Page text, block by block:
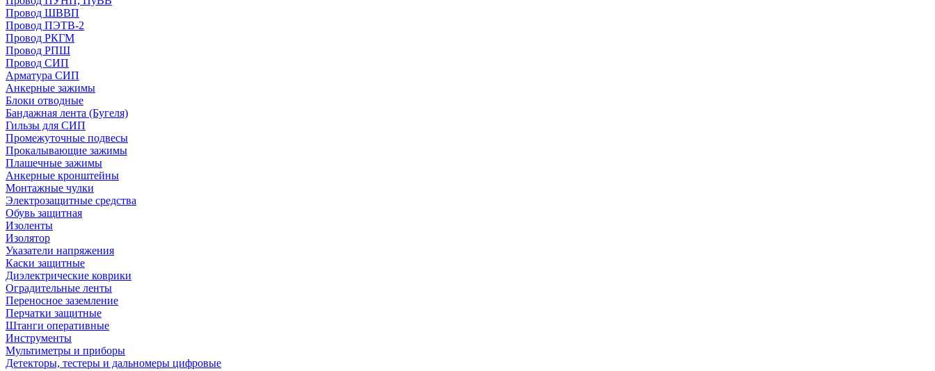
Провод ШВВП
Провод ПЭТВ-2
Провод РКГМ
Провод РПШ
Провод СИП
Арматура СИП
Анкерные зажимы
Блоки отводные
Бандажная лента (Бугеля)
Гильзы для СИП
Промежуточные подвесы
Прокалывающие зажимы
Плашечные зажимы
Анкерные кронштейны
Монтажные чулки
Электрозащитные средства
Обувь защитная
Изоленты
Изолятор
Указатели напряжения
Каски защитные
Диэлектрические коврики
Оградительные ленты
Переносное заземление
Перчатки защитные
Штанги оперативные
Инструменты
Мультиметры и приборы
Детекторы, тестеры и дальномеры цифровые